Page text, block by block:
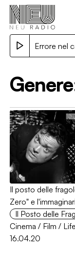
Errore nel
Il posto delle
Zero" e
Il Posto delle
Cinema / Film /
16.04.20